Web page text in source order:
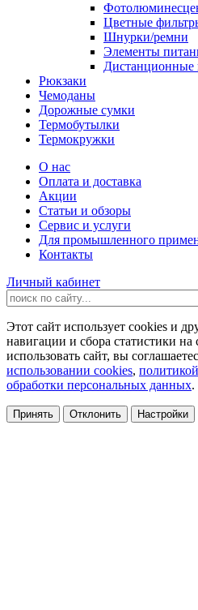
Цветные
Шнурки/ремни
Элементы
Дистанционные
Рюкзаки
Чемоданы
Дорожные сумки
Термобутылки
Термокружки
О нас
Оплата и доставка
Акции
Статьи и обзоры
Сервис и услуги
Для промышленного
Контакты
Личный кабинет
Этот сайт использует cookies и
навигации и сбора статистики
использовать сайт, вы
использовании cookies,
обработки персональных данных.
Принять Отклонить Настройки